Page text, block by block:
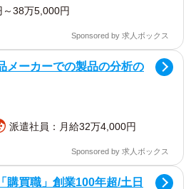
38万5,000円
Sponsored by 求人ボックス
メーカーでの製品の分析の
派遣社員：月給32万4,000円
Sponsored by 求人ボックス
購買職」創業100年超/土日